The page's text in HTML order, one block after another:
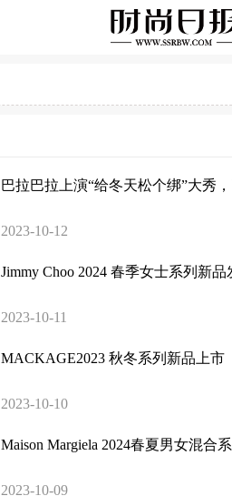
巴拉巴拉上演“给冬天松个绑”大秀
2023-10-12
Jimmy Choo 2024 春季女士系列新品
2023-10-11
MACKAGE2023 秋冬系列新品上市
2023-10-10
Maison Margiela 2024春夏男女混合
2023-10-09